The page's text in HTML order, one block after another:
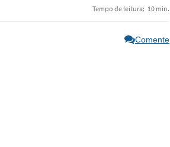
Tempo de leitura: 10 min.
Comente